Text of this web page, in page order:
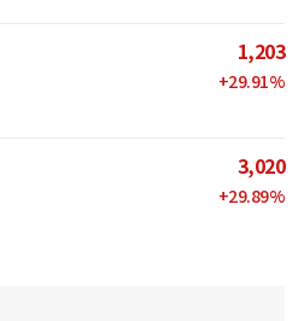
1,203
+29.91%
3,020
+29.89%